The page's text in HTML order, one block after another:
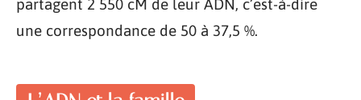
partagent 2 550 cM de leur ADN, c’est-à-dire
une correspondance de 50 à 37,5 %.